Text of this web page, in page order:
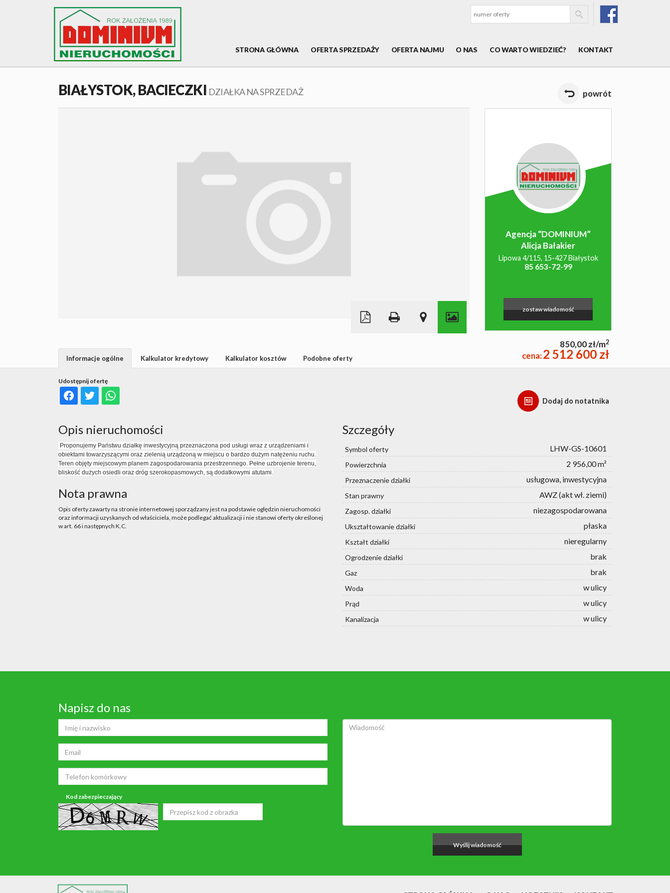
STRONA GŁÓWNA OFERTA SPRZEDAŻY OFERTA NAJMU O NAS CO WARTO WIEDZIEĆ? KONTAKT
BIAŁYSTOK,BACIECZKI DZIAŁKA NA SPRZEDAŻ powrót
©OpenStreetMap contributors
Agencja “DOMINIUM”
Alicja Bałakier
Lipowa 4/115, 15-427 Białystok
85 653-72-99
zostaw wiadomość
850,00 zł/m2
cena:2 512 600 zł
Dodaj do notatnika
Udostępnij ofertę
Informacje ogólne Kalkulator kredytowy Kalkulator kosztów Podobne oferty
Opis nieruchomości
Proponujemy Państwu działkę inwestycyjną przeznaczona pod usługi wraz z urządzeniami i
obiektami towarzyszącymi oraz zielenią urządzoną w miejscu o bardzo dużym natężeniu ruchu.
Teren objęty miejscowym planem zagospodarowania przestrzennego. Pełne uzbrojenie terenu,
bliskość dużych osiedli oraz dróg szerokopasmowych, są dodatkowymi atutami.
Nota prawna
Opis oferty zawarty na stronie internetowej sporządzany jest na podstawie oględzin nieruchomości
oraz informacji uzyskanych od właściciela, może podlegać aktualizacji i nie stanowi oferty określonej
w art. 66 i następnych K.C.
Szczegóły
Symbol oferty LHW-GS-10601
Powierzchnia 2 956,00 m²
Przeznaczenie działki usługowa, inwestycyjna
Stan prawny AWZ (akt wł. ziemi)
Zagosp. działki niezagospodarowana
Ukształtowanie działki płaska
Kształt działki nieregularny
Ogrodzenie działki brak
Gaz brak
Woda w ulicy
Prąd w ulicy
Kanalizacja w ulicy
Napisz do nas
Kod zabezpieczający